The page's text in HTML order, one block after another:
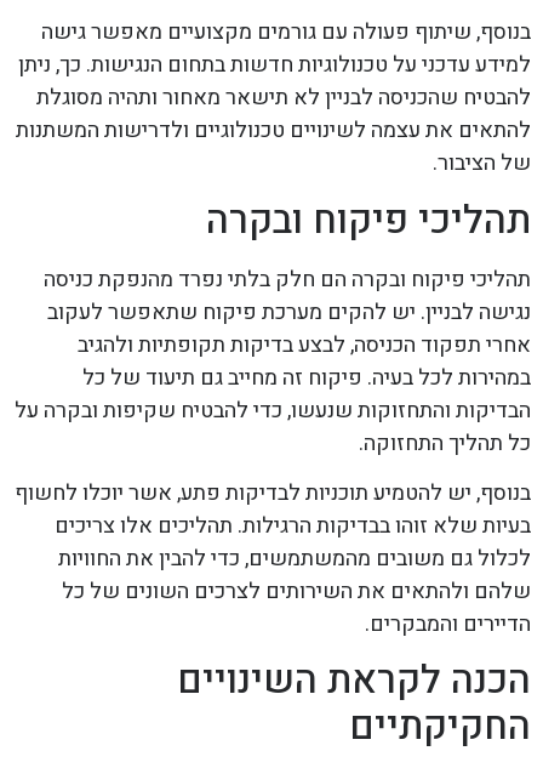
בנוסף, שיתוף פעולה עם גורמים מקצועיים מאפשר גישה
למידע עדכני על טכנולוגיות חדשות בתחום הנגישות. כך, ניתן
להבטיח שהכניסה לבניין לא תישאר מאחור ותהיה מסוגלת
להתאים את עצמה לשינויים טכנולוגיים ולדרישות המשתנות
של הציבור.
תהליכי פיקוח ובקרה
תהליכי פיקוח ובקרה הם חלק בלתי נפרד מהנפקת כניסה
נגישה לבניין. יש להקים מערכת פיקוח שתאפשר לעקוב
אחרי תפקוד הכניסה, לבצע בדיקות תקופתיות ולהגיב
במהירות לכל בעיה. פיקוח זה מחייב גם תיעוד של כל
הבדיקות והתחזוקות שנעשו, כדי להבטיח שקיפות ובקרה על
כל תהליך התחזוקה.
בנוסף, יש להטמיע תוכניות לבדיקות פתע, אשר יוכלו לחשוף
בעיות שלא זוהו בבדיקות הרגילות. תהליכים אלו צריכים
לכלול גם משובים מהמשתמשים, כדי להבין את החוויות
שלהם ולהתאים את השירותים לצרכים השונים של כל
הדיירים והמבקרים.
הכנה לקראת השינויים
החקיקתיים